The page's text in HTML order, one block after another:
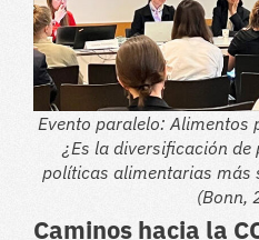
Evento paralelo: Alimentos
¿Es la diversificación
políticas alimentarias más
(Bonn,
Caminos hacia la